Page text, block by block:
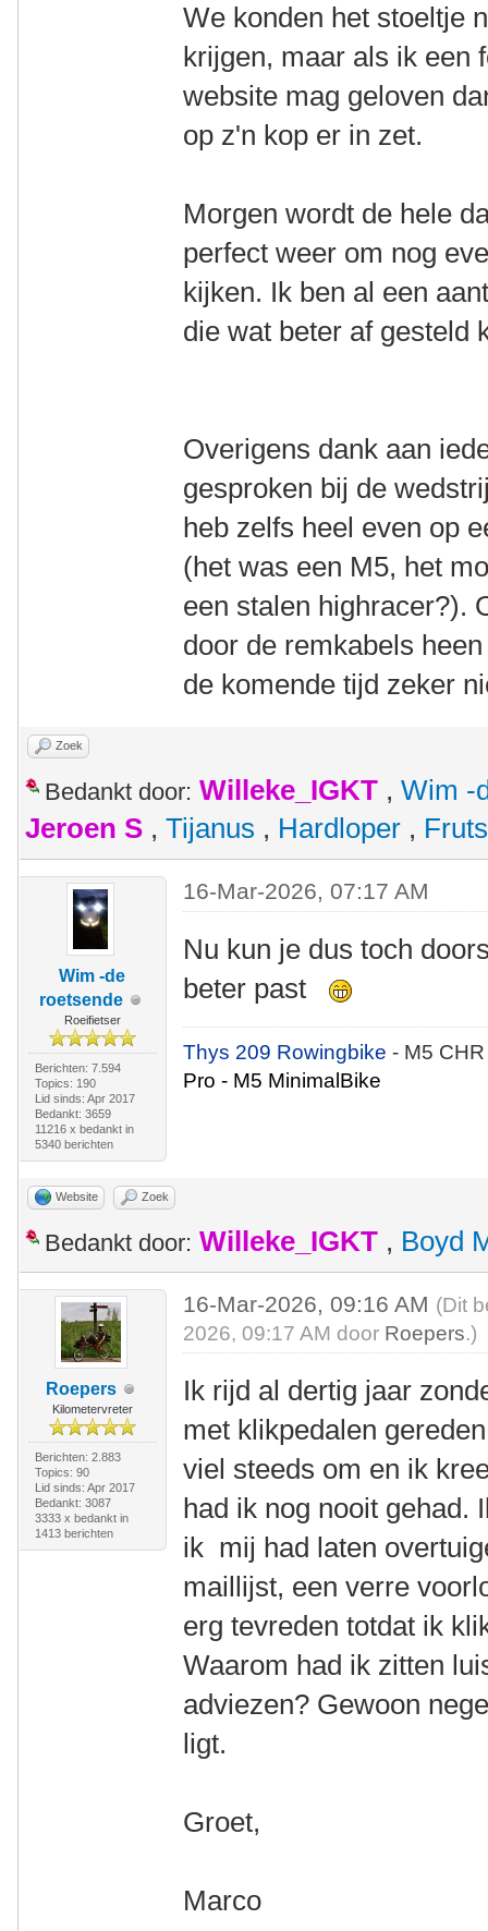
We konden het stoeltje
krijgen, maar als ik een
website mag geloven
op z'n kop er in zet.
Morgen wordt de hele
perfect weer om nog
kijken. Ik ben al een
die wat beter af gesteld
Overigens dank aan
gesproken bij de
heb zelfs heel even op
(het was een M5, het
een stalen highracer?).
door de remkabels
de komende tijd zeker
Zoek
Bedankt door: Willeke_IGKT , Wim -
Jeroen S , Tijanus , Hardloper ,
Wim -de
roetsende
Roeifietser
Berichten: 7.594
Topics: 190
Lid sinds: Apr 2017
Bedankt: 3659
11216 x bedankt in
5340 berichten
16-Mar-2026, 07:17 AM
Nu kun je dus toch
beter past
Thys 209 Rowingbike- M5
Pro - M5 MinimalBike
Website Zoek
Bedankt door: Willeke_IGKT , Boyd
Roepers
Kilometervreter
Berichten: 2.883
Topics: 90
Lid sinds: Apr 2017
Bedankt: 3087
3333 x bedankt in
1413 berichten
16-Mar-2026, 09:16 AM (Dit
2026, 09:17 AM door Roepers.)
Ik rijd al dertig jaar
met klikpedalen
viel steeds om en ik
had ik nog nooit gehad.
ik mij had laten
maillijst, een verre
erg tevreden totdat ik
Waarom had ik zitten
adviezen? Gewoon
ligt.
Groet,
Marco